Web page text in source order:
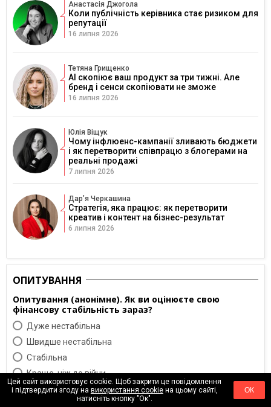
Анастасія Джогола
Коли публічність керівника стає ризиком для
репутації
16 липня 2026
Тетяна Грищенко
AI скопіює ваш продукт за три тижні. Але
бренд і сенси скопіювати не зможе
16 липня 2026
Юлія Віщук
Чому інфлюенс-кампанії зливають бюджети
і як перетворити співпрацю з блогерами на
реальні продажі
7 липня 2026
Дарʼя Черкашина
Стратегія, яка працює: як перетворити
креатив і контент на бізнес-результат
6 липня 2026
ОПИТУВАННЯ
Опитування (анонімне). Як ви оцінюєте свою
фінансову стабільність зараз?
Дуже нестабільна
Швидше нестабільна
Cтабільна
Краще, ніж до війни
ГОЛОСОВАТЬ
Цей сайт використовує cookie. Щоб закрити це повідомлення
і підтвердити згоду на використання cookieна цьому сайті,
натисніть кнопку "Ок".
ОК